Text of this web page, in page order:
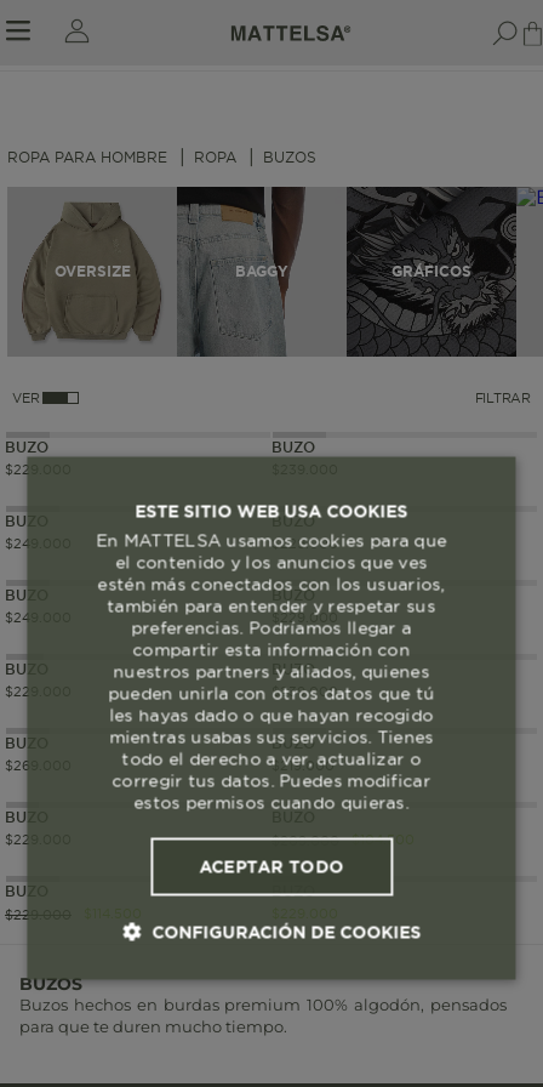
submenu
ROPA PARA HOMBRE ROPA BUZOS
OVERSIZE BAGGY GRÁFICOS
VER FILTRAR
BUZO
$229
BUZO
BUZO
$249
BUZO
$229.000
BUZO
$249
BUZO
$ 229 000
BUZO
$229
BUZO
$239.000
BUZO
$269
BUZO
$ 219. 000
BUZO
$229 $209.000 $104.500
BUZO
$229
BUZO
BUZOS
Buzos hechos en burdas premium 100% algodón, pensados
para que te duren mucho tiempo.
ESTE SITIO WEB USA COOKIES
En MATTELSA usamos cookies para que
el contenido y los anuncios que ves
estén más conectados con los usuarios,
también para entender y respetar sus
preferencias. Podríamos llegar a
compartir esta información con
nuestros partners y aliados, quienes
pueden unirla con otros datos que tú
les hayas dado o que hayan recogido
mientras usabas sus servicios. Tienes
todo el derecho a ver, actualizar o
corregir tus datos. Puedes modificar
estos permisos cuando quieras.
ACEPTAR TODO
CONFIGURACIÓN DE COOKIES
Cookies esenciales y necesarias